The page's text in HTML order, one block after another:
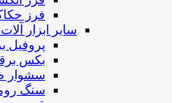
فرز
سایر ابزار
پروفیل بر
بکس
سشوار
سنگ